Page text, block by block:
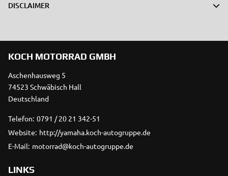
DISCLAIMER
KOCH MOTORRAD GMBH
Aschenhausweg 5
74523 Schwäbisch Hall
Deutschland
Telefon: 0791 / 20 21 342-51
Website: http://yamaha.koch-autogruppe.de
E-Mail: motorrad@koch-autogruppe.de
LINKS